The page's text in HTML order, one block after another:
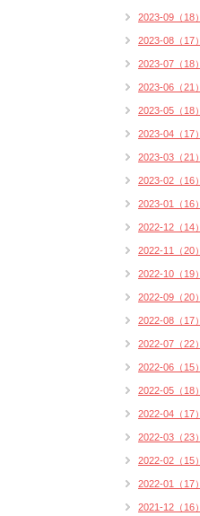
2023-09（18）
2023-08（17）
2023-07（18）
2023-06（21）
2023-05（18）
2023-04（17）
2023-03（21）
2023-02（16）
2023-01（16）
2022-12（14）
2022-11（20）
2022-10（19）
2022-09（20）
2022-08（17）
2022-07（22）
2022-06（15）
2022-05（18）
2022-04（17）
2022-03（23）
2022-02（15）
2022-01（17）
2021-12（16）